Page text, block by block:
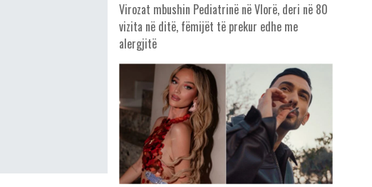
Virozat mbushin Pediatrinë në Vlorë, deri në 80
vizita në ditë, fëmijët të prekur edhe me
alergjitë